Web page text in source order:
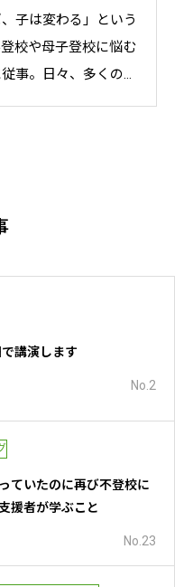
、子は変わる」という
校や母子登校に悩む
事。日々、多くの親
うなサポートを大切
講演します
No.2
ていたのに――再び不登校に
援者が学ぶこと
No.23
すぐじゃない。後退の日を恐れ